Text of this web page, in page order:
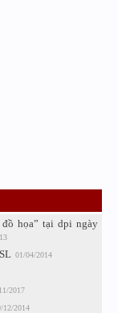
họa” tại dpi ngày
01/04/2014
2017
12/2014